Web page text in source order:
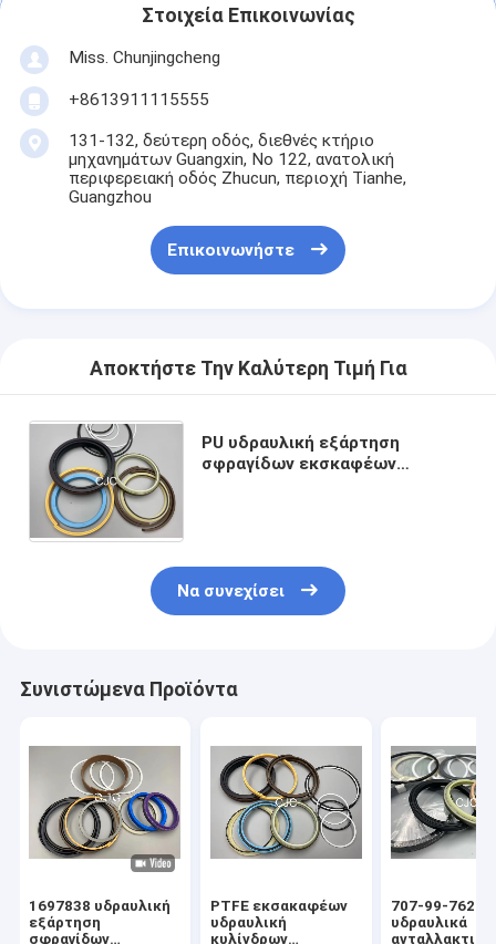
Στοιχεία Επικοινωνίας
Miss. Chunjingcheng
+8613911115555
131-132, δεύτερη οδός, διεθνές κτήριο
μηχανημάτων Guangxin, Νο 122, ανατολική
περιφερειακή οδός Zhucun, περιοχή Tianhe,
Guangzhou
Επικοινωνήστε
Αποκτήστε Την Καλύτερη Τιμή Για
PU υδραυλική εξάρτηση
σφραγίδων εκσκαφέων
Να συνεχίσει
Συνιστώμενα Προϊόντα
1697838 υδραυλική
εξάρτηση
σφραγίδων
PTFE εκσακαφέων
υδραυλική
κυλίνδρων
707-99-76260
υδραυλικά
ανταλλακτικά